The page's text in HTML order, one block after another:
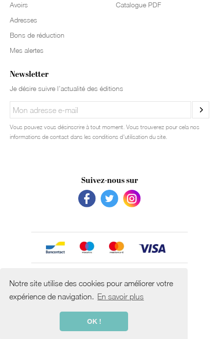
Notre site utilise des cookies pour améliorer votre
expérience de navigation. En savoir plus
OK !
Avoirs
Adresses
Bons de réduction
Mes alertes
Catalogue PDF
Newsletter
Je désire suivre l’actualité des éditions
Vous pouvez vous désinscrire à tout moment. Vous trouverez pour cela nos
informations de contact dans les conditions d'utilisation du site.
Suivez-nous sur